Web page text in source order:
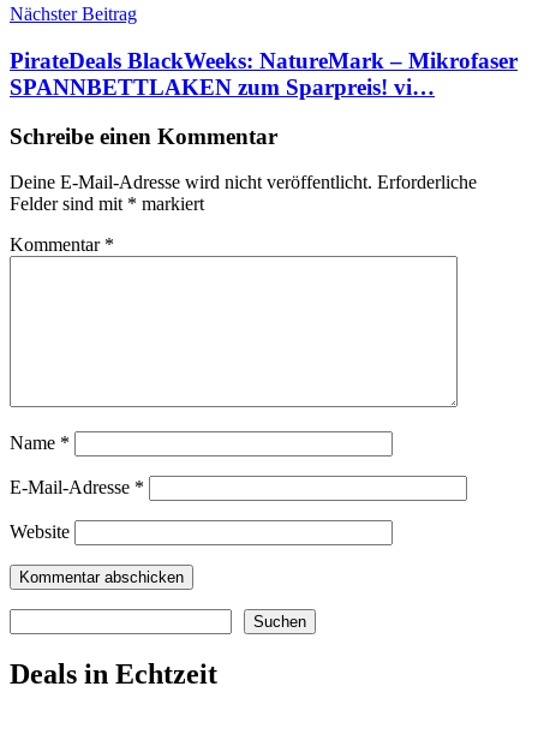
Nächster Beitrag
PirateDeals BlackWeeks: NatureMark – Mikrofaser
SPANNBETTLAKEN zum Sparpreis! vi…
Schreibe einen Kommentar
Deine E-Mail-Adresse wird nicht veröffentlicht. Erforderliche
Felder sind mit * markiert
Kommentar *
Name *
E-Mail-Adresse *
Website
Suchen
Deals in Echtzeit